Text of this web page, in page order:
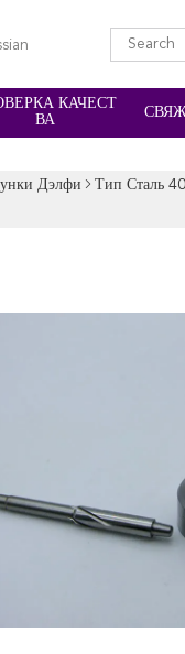
КАЧЕСТ
ВА
Дэлфи
Тип Сталь